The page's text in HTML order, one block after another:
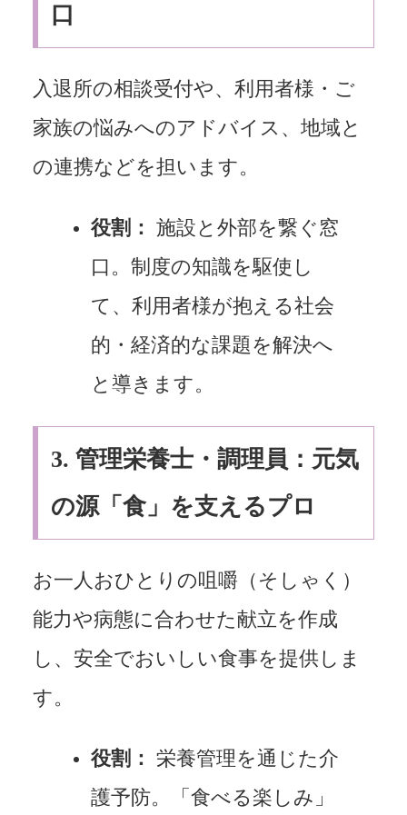
口
入退所の相談受付や、利用者様・ご
家族の悩みへのアドバイス、地域と
の連携などを担います。
役割：
施設と外部を繋ぐ窓
口。制度の知識を駆使し
て、利用者様が抱える社会
的・経済的な課題を解決へ
と導きます。
3.管理栄養士・調理員：元気
の源「食」を支えるプロ
お一人おひとりの咀嚼（そしゃく）
能力や病態に合わせた献立を作成
し、安全でおいしい食事を提供しま
す。
役割：
栄養管理を通じた介
護予防。「食べる楽しみ」